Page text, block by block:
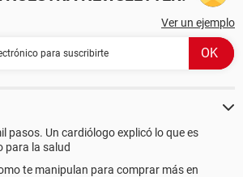
Ver un ejemplo
pasos. Un cardiólogo explicó lo que es
para la salud
te manipulan para comprar más en